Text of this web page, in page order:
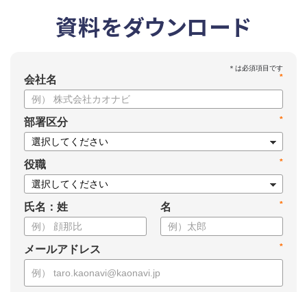
資料をダウンロード
*
会社名
*
部署区分
*
役職
氏名：姓 *
名
*
メールアドレス